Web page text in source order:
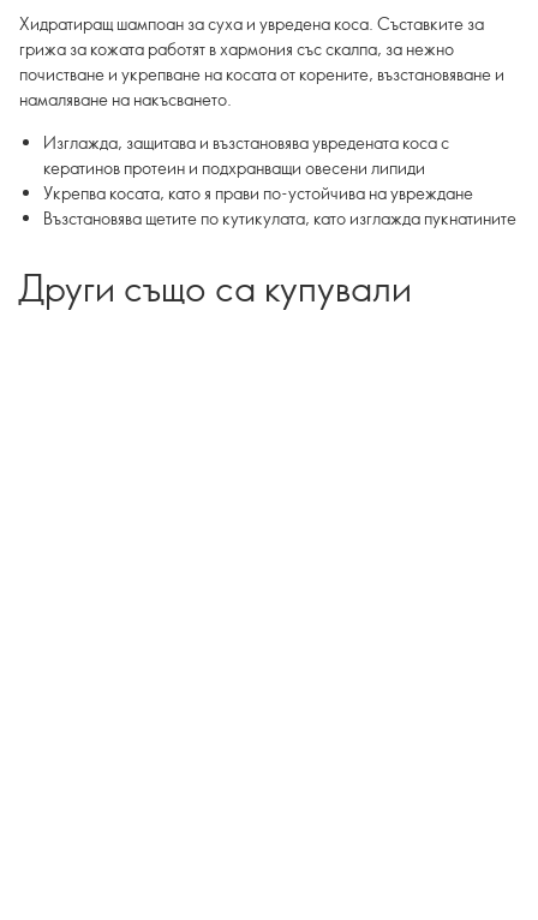
Хидратиращ шампоан за суха и увредена коса. Съставките за
грижа за кожата работят в хармония със скалпа, за нежно
почистване и укрепване на косата от корените, възстановяване и
намаляване на накъсването.
Изглажда, защитава и възстановява увредената коса с
кератинов протеин и подхранващи овесени липиди
Укрепва косата, като я прави по-устойчива на увреждане
Възстановява щетите по кутикулата, като изглажда пукнатините
Други също са купували